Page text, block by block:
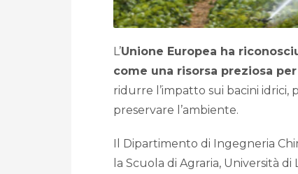
L’Unione Europea ha
come una risorsa preziosa
ridurre l’impatto sui bacini idrici,
preservare l’ambiente.
Il Dipartimento di Ingegneria
la Scuola di Agraria, Università